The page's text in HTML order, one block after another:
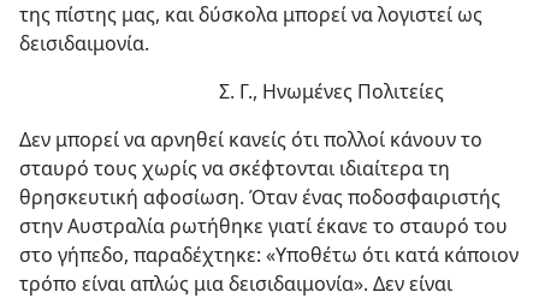
της πίστης μας, και δύσκολα μπορεί να λογιστεί ως
δεισιδαιμονία.
Σ. Γ., Ηνωμένες Πολιτείες
Δεν μπορεί να αρνηθεί κανείς ότι πολλοί κάνουν το
σταυρό τους χωρίς να σκέφτονται ιδιαίτερα τη
θρησκευτική αφοσίωση. Όταν ένας ποδοσφαιριστής
στην Αυστραλία ρωτήθηκε γιατί έκανε το σταυρό του
στο γήπεδο, παραδέχτηκε: «Υποθέτω ότι κατά κάποιον
τρόπο είναι απλώς μια δεισιδαιμονία». Δεν είναι